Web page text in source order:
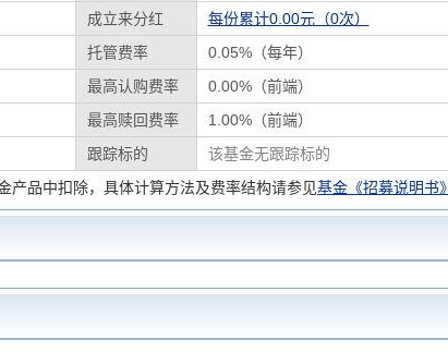
成立来分红
每份累计0.00元（0次）
托管费率
0.05%（每年）
最高认购费率
0.00%（前端）
最高赎回费率
1.00%（前端）
跟踪标的
该基金无跟踪标的
产品中扣除，具体计算方法及费率结构请参见基金《招募说明书》